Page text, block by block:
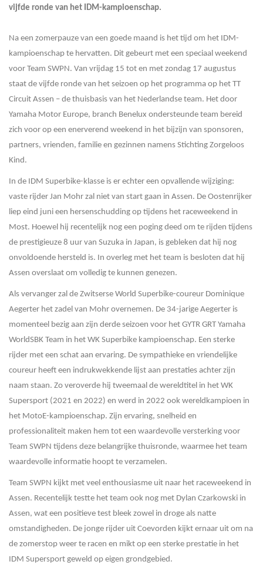
vijfde ronde van het IDM-kampioenschap.
Na een zomerpauze van een goede maand is het tijd om het IDM-
kampioenschap te hervatten. Dit gebeurt met een speciaal weekend
voor Team SWPN. Van vrijdag 15 tot en met zondag 17 augustus
staat de vijfde ronde van het seizoen op het programma op het TT
Circuit Assen – de thuisbasis van het Nederlandse team. Het door
Yamaha Motor Europe, branch Benelux ondersteunde team bereid
zich voor op een enerverend weekend in het bijzijn van sponsoren,
partners, vrienden, familie en gezinnen namens Stichting Zorgeloos
Kind.
In de IDM Superbike-klasse is er echter een opvallende wijziging:
vaste rijder Jan Mohr zal niet van start gaan in Assen. De Oostenrijker
liep eind juni een hersenschudding op tijdens het raceweekend in
Most. Hoewel hij recentelijk nog een poging deed om te rijden tijdens
de prestigieuze 8 uur van Suzuka in Japan, is gebleken dat hij nog
onvoldoende hersteld is. In overleg met het team is besloten dat hij
Assen overslaat om volledig te kunnen genezen.
Als vervanger zal de Zwitserse World Superbike-coureur Dominique
Aegerter het zadel van Mohr overnemen. De 34-jarige Aegerter is
momenteel bezig aan zijn derde seizoen voor het GYTR GRT Yamaha
WorldSBK Team in het WK Superbike kampioenschap. Een sterke
rijder met een schat aan ervaring. De sympathieke en vriendelijke
coureur heeft een indrukwekkende lijst aan prestaties achter zijn
naam staan. Zo veroverde hij tweemaal de wereldtitel in het WK
Supersport (2021 en 2022) en werd in 2022 ook wereldkampioen in
het MotoE-kampioenschap. Zijn ervaring, snelheid en
professionaliteit maken hem tot een waardevolle versterking voor
Team SWPN tijdens deze belangrijke thuisronde, waarmee het team
waardevolle informatie hoopt te verzamelen.
Team SWPN kijkt met veel enthousiasme uit naar het raceweekend in
Assen. Recentelijk testte het team ook nog met Dylan Czarkowski in
Assen, wat een positieve test bleek zowel in droge als natte
omstandigheden. De jonge rijder uit Coevorden kijkt ernaar uit om na
de zomerstop weer te racen en mikt op een sterke prestatie in het
IDM Supersport geweld op eigen grondgebied.